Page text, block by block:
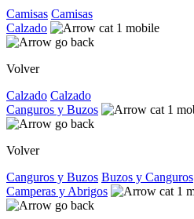
Camisas Camisas
Calzado
Volver
Calzado Calzado
Canguros y Buzos
Volver
Canguros y Buzos Buzos y Canguros
Camperas y Abrigos